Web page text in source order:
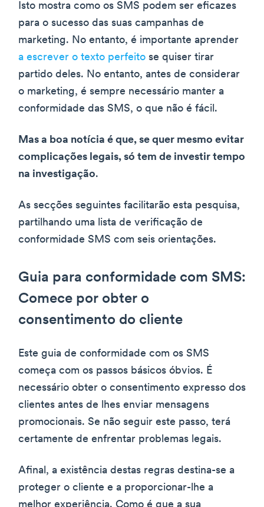
Isto mostra como os SMS podem ser eficazes
para o sucesso das suas campanhas de
marketing. No entanto, é importante aprender
a escrever o texto perfeito se quiser tirar
partido deles. No entanto, antes de considerar
o marketing, é sempre necessário manter a
conformidade das SMS, o que não é fácil.
Mas a boa notícia é que, se quer mesmo evitar
complicações legais, só tem de investir tempo
na investigação.
As secções seguintes facilitarão esta pesquisa,
partilhando uma lista de verificação de
conformidade SMS com seis orientações.
Guia para conformidade com SMS:
Comece por obter o
consentimento do cliente
Este guia de conformidade com os SMS
começa com os passos básicos óbvios. É
necessário obter o consentimento expresso dos
clientes antes de lhes enviar mensagens
promocionais. Se não seguir este passo, terá
certamente de enfrentar problemas legais.
Afinal, a existência destas regras destina-se a
proteger o cliente e a proporcionar-lhe a